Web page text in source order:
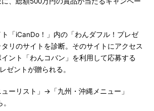
「iCanDo！」内の「わんダフル！プレゼ
リのサイトを診断。そのサイトにアクセス
ント「わんコバン」を利用して応募する
ゼントが贈られる。
ーリスト」→「九州・沖縄メニュー」